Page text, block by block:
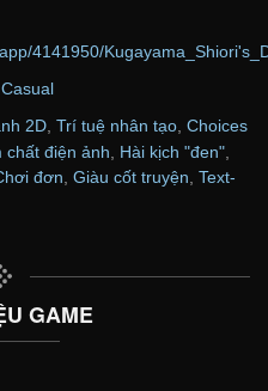
4141950/
Casual
2D, Trí tuệ nhân tạo, Choices
chất điện ảnh Hài kịch "đen"
đơn Giàu cốt truyện Text-
GAME